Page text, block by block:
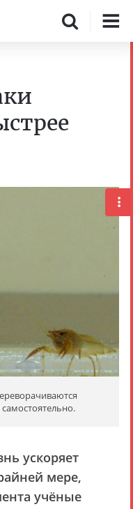
ускоряет
мере,
учёные